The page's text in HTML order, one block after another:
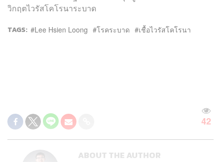
วิกฤตไวรัสโคโรนาระบาด
TAGS: Lee Hsien Loong โรคระบาด เชื้อไวรัสโคโรนา
42
ABOUT THE AUTHOR